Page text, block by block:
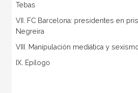
Tebas
VII. FC Barcelona: presidentes en
Negreira
VIII. Manipulación mediática y
IX. Epílogo